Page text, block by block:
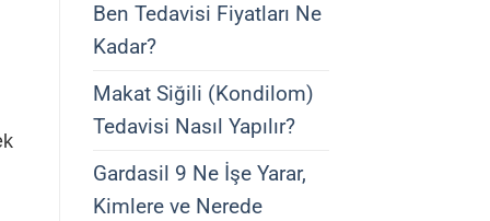
Ben Tedavisi Fiyatları Ne
Kadar?
Makat Siğili (Kondilom)
Tedavisi Nasıl Yapılır?
Gardasil 9 Ne İşe Yarar,
Kimlere ve Nerede